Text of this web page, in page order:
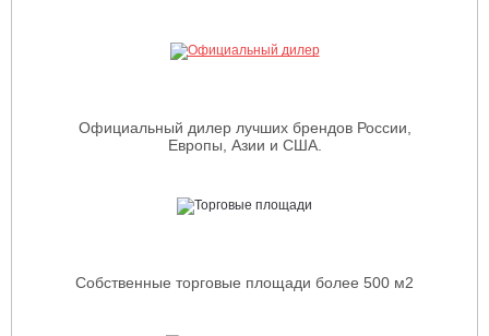
Официальный дилер лучших брендов России,
Европы, Азии и США.
Собственные торговые площади более 500 м2